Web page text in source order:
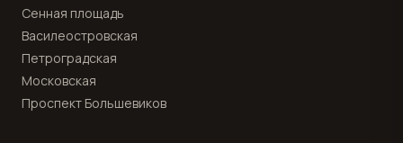
Сенная площадь
Василеостровская
Петроградская
Московская
Проспект Большевиков